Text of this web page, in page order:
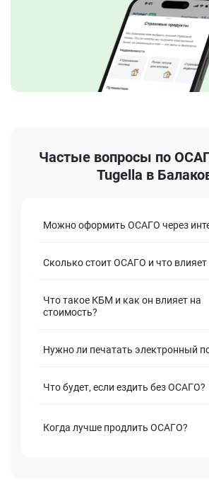
Частые вопросы по
Tugella в
Можно оформить ОСАГО через
Сколько стоит ОСАГО и что влияет
Что такое КБМ и как он влияет на
стоимость?
Нужно ли печатать электронный
Что будет, если ездить без ОСАГО?
Когда лучше продлить ОСАГО?